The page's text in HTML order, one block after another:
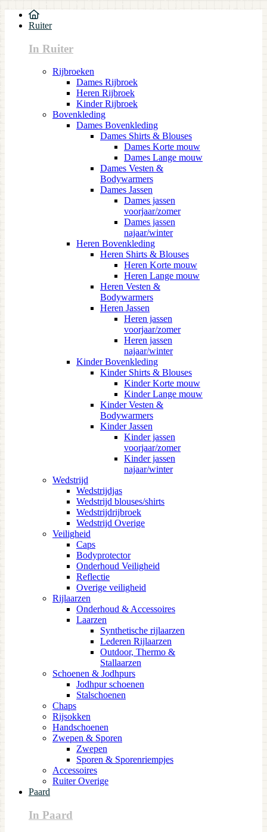
Ruiter
In Ruiter
Rijbroeken
Dames Rijbroek
Heren Rijbroek
Kinder Rijbroek
Bovenkleding
Dames Bovenkleding
Dames Shirts & Blouses
Dames Korte mouw
Dames Lange mouw
Dames Vesten &
Bodywarmers
Dames Jassen
Dames jassen
voorjaar/zomer
Dames jassen
najaar/winter
Heren Bovenkleding
Heren Shirts & Blouses
Heren Korte mouw
Heren Lange mouw
Heren Vesten &
Bodywarmers
Heren Jassen
Heren jassen
voorjaar/zomer
Heren jassen
najaar/winter
Kinder Bovenkleding
Kinder Shirts & Blouses
Kinder Korte mouw
Kinder Lange mouw
Kinder Vesten &
Bodywarmers
Kinder Jassen
Kinder jassen
voorjaar/zomer
Kinder jassen
najaar/winter
Wedstrijd
Wedstrijdjas
Wedstrijd blouses/shirts
Wedstrijdrijbroek
Wedstrijd Overige
Veiligheid
Caps
Bodyprotector
Onderhoud Veiligheid
Reflectie
Overige veiligheid
Rijlaarzen
Onderhoud & Accessoires
Laarzen
Synthetische rijlaarzen
Lederen Rijlaarzen
Outdoor, Thermo &
Stallaarzen
Schoenen & Jodhpurs
Jodhpur schoenen
Stalschoenen
Chaps
Rijsokken
Handschoenen
Zwepen & Sporen
Zwepen
Sporen & Sporenriempjes
Accessoires
Ruiter Overige
Paard
In Paard